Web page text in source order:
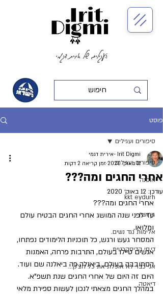
העגילים של אירית דגמי
פוסט
סיפורים ועגילים
אופנה
kkt eydurh
גירושין
אלימות נגד נשים.
די.סי הדיסקרטית
אני כבר לא אוכלת את כל הצ'ק...
דיאטה
סיפורים ועגילים
אחרי החגים ומה???
Irit Digmi -אירית דגמי
11 באוק׳ 2020
זמן קריאה 2 דקות
עודכן: 12 באוק׳ 2020
אחרי החגים ומה???
עד לפני שנה המושג אחרי החגים הבטיח עולם
ומלואו.
המסחר געש ורגש, כל תוכניות הלימודים נפתחו,
אנשים טיילו בעולם, התרבות פרחה, האמנות
הסתובבה בעולם, ביאנלה פה ביאלנה שם ועוד.
היום זה היום של אחרי החגים שנת תשפ"א.
במהלך החגים מצאתי לנכון לעשות ספירת מלאי